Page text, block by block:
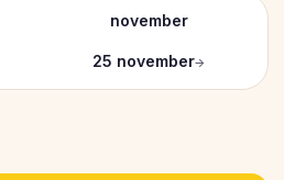
november
25 november→